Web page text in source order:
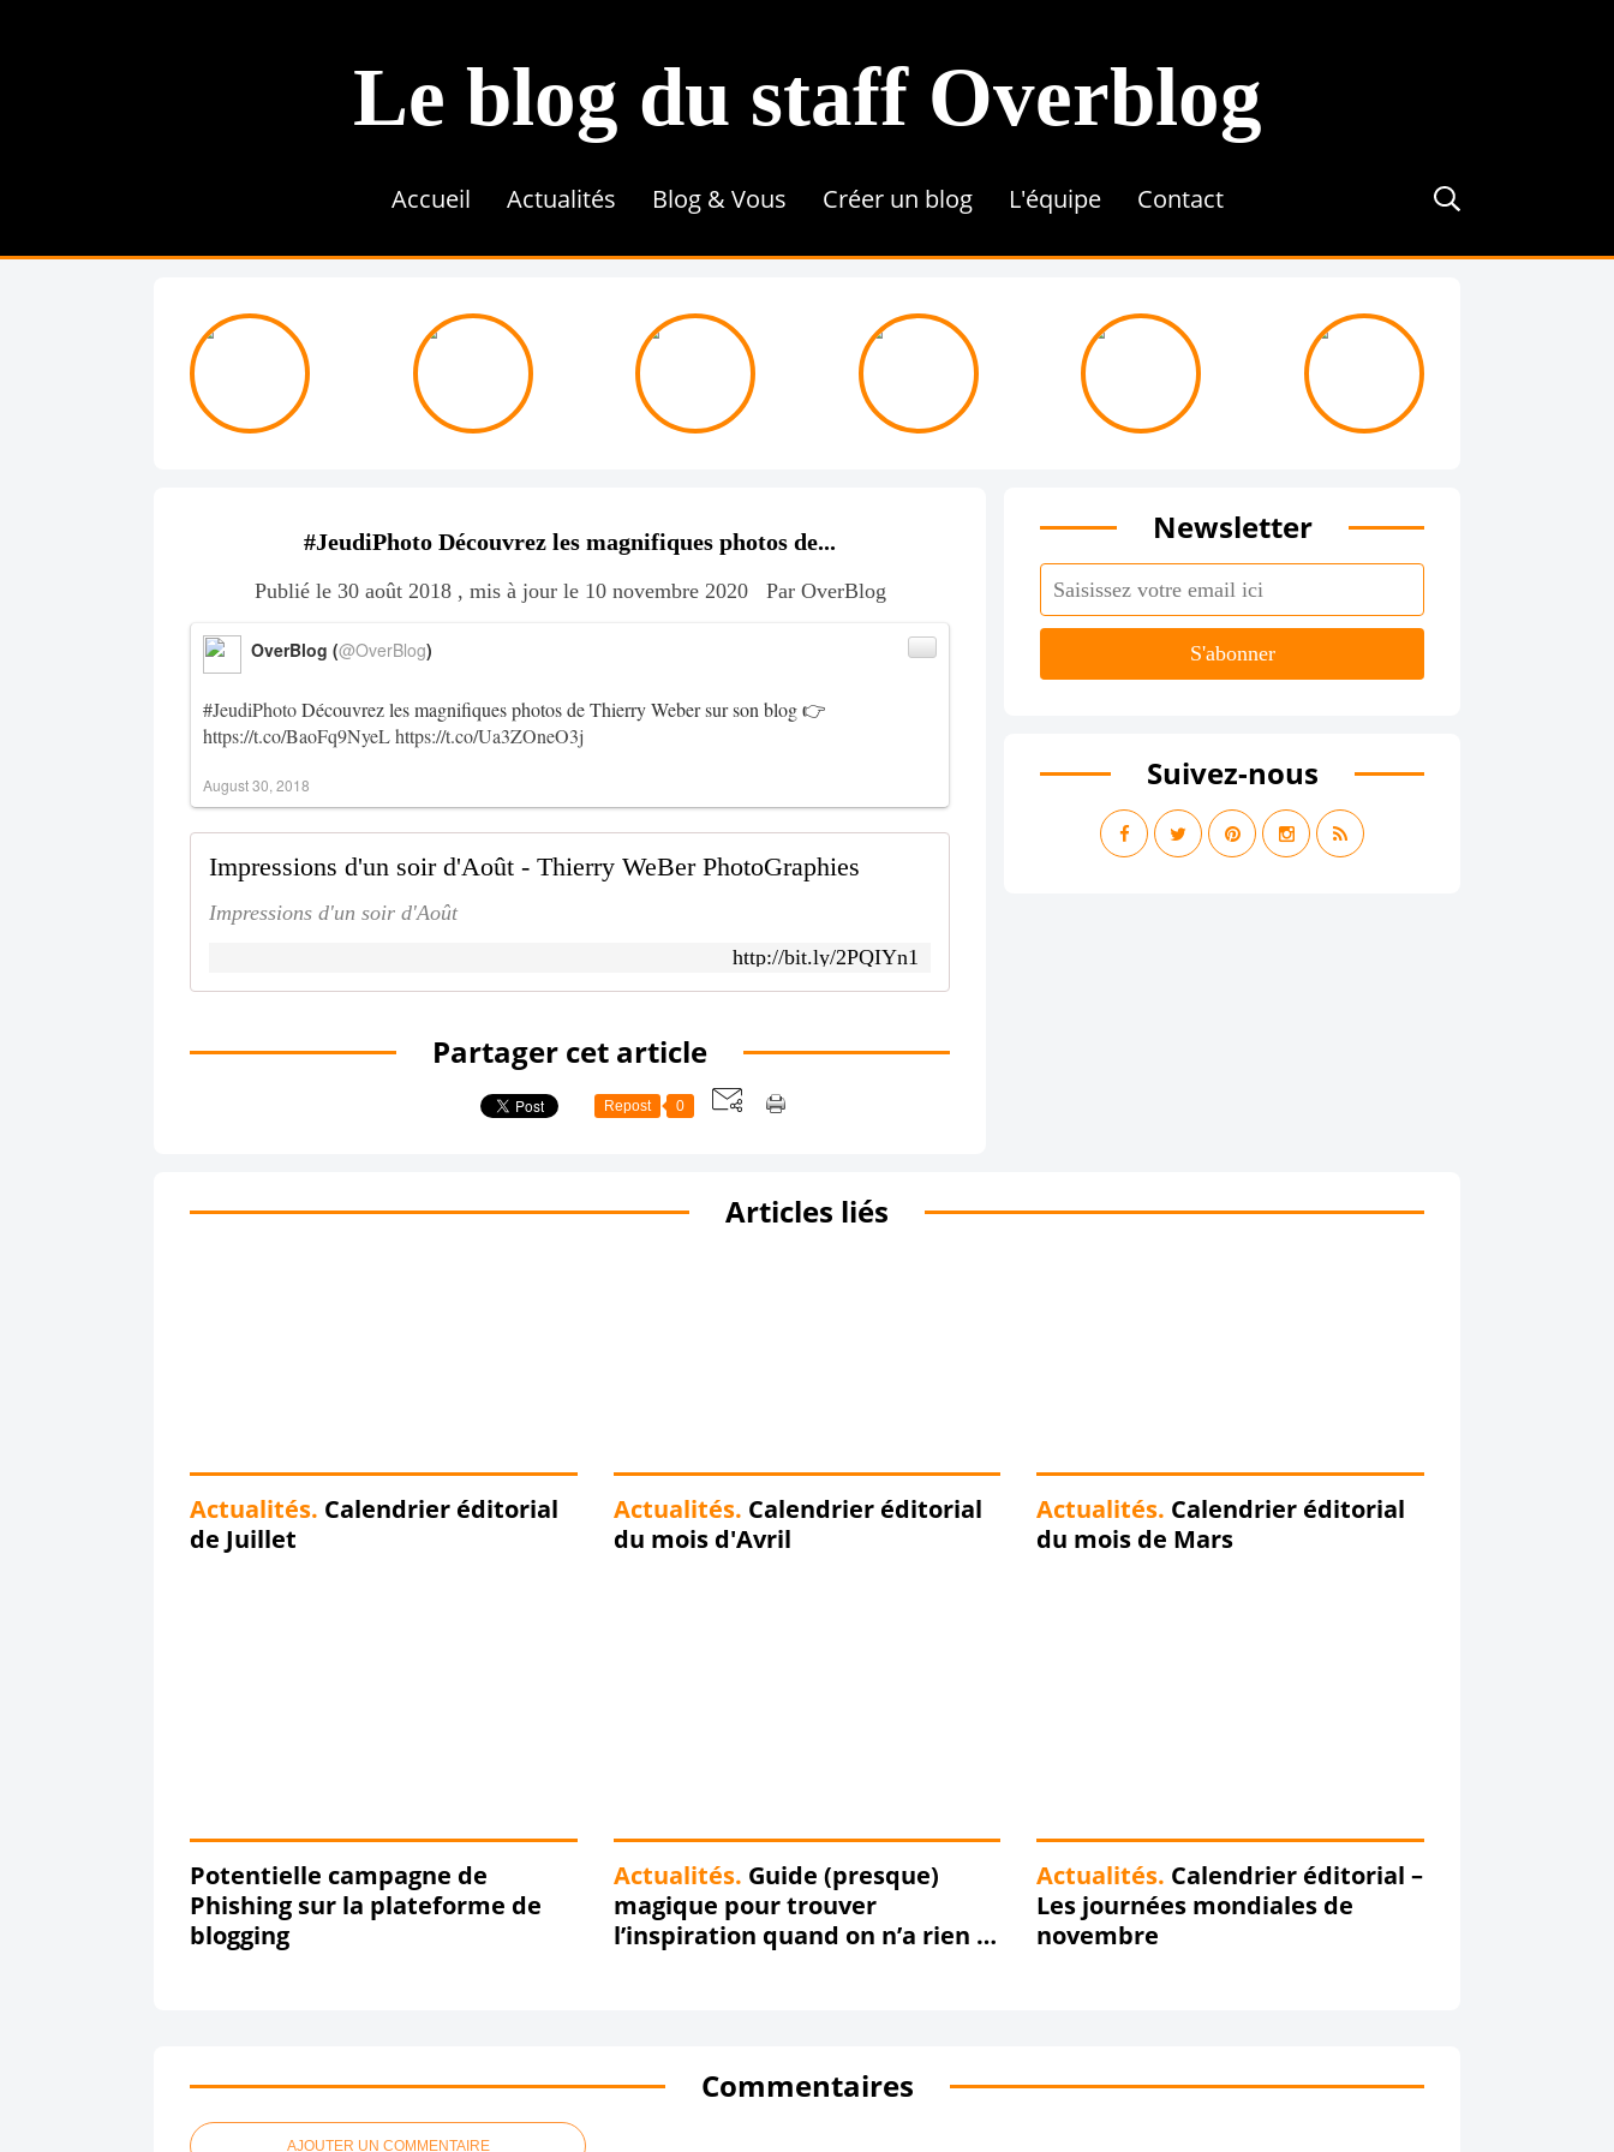
Le blog du staff Overblog
Accueil Actualités
Blog & Vous
Créer un blog
L'équipe
Contact
#JeudiPhoto Découvrez les magnifiques photos de...
Publié le 30 août 2018 , mis à jour le 10 novembre 2020 Par OverBlog
#JeudiPhotoDécouvrez les magnifiques photos de Thierry Weber sur son blog 👉
https://t.co/BaoFq9NyeLhttps://t.co/Ua3ZOneO3j
OverBlog (@OverBlog)
August 30, 2018
Impressions d'un soir d'Août - Thierry WeBer PhotoGraphies
Impressions d'un soir d'Août
http://bit.ly/2PQIYn1
Partager cet article
Repost 0
Newsletter
Suivez-nous
Articles liés
Actualités. Calendrier éditorial
de Juillet
Actualités. Calendrier éditorial
du mois d'Avril
Actualités. Calendrier éditorial
du mois de Mars
Potentielle campagne de
Phishing sur la plateforme de
blogging
Actualités. Guide (presque)
magique pour trouver
l’inspiration quand on n’a rien à
Actualités. Calendrier éditorial –
Les journées mondiales de
novembre
Commentaires
AJOUTER UN COMMENTAIRE